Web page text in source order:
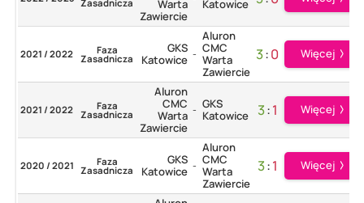
Zasadnicza
Warta
Zawiercie
Katowice
2021 / 2022 Faza
Zasadnicza
GKS
Katowice -
Aluron
CMC
Warta
Zawiercie
3:0 Więcej
2021 / 2022 Faza
Zasadnicza
Aluron
CMC
Warta
Zawiercie
- GKS
Katowice
3:1 Więcej
2020 / 2021 Faza
Zasadnicza
GKS
Katowice -
Aluron
CMC
Warta
Zawiercie
3:1 Więcej